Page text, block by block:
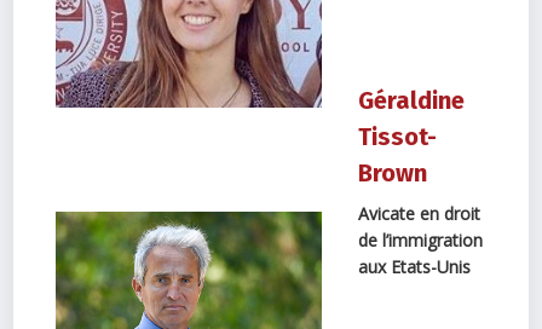
Géraldine
Tissot-
Brown
Avicate en droit
de l’immigration
aux Etats-Unis